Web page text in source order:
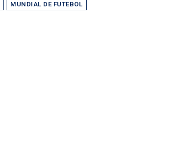
MUNDIAL DE FUTEBOL